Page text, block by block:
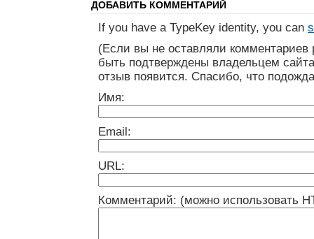
ДОБАВИТЬ КОММЕНТАРИЙ
If you have a TypeKey identity, you can
(Если вы не оставляли
быть подтверждены владельцем
отзыв появится. Спасибо, что
Имя:
Email:
URL:
Комментарий: (можно использовать